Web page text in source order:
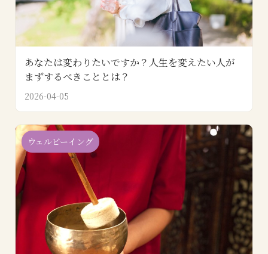
あなたは変わりたいですか？人生を変えたい人が
まずするべきこととは？
2026-04-05
ウェルビーイング